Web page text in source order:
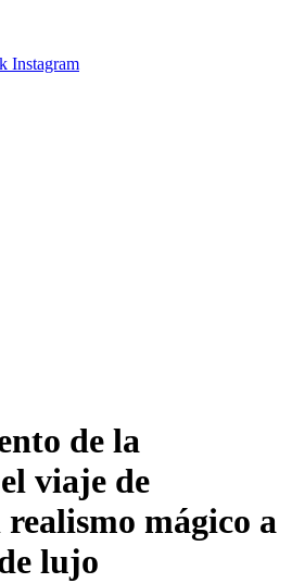
Instagram
de la
viaje de
mágico a
lujo